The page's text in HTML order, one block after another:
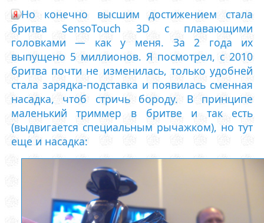
Но конечно высшим достижением стала
бритва SensoTouch 3D с плавающими
головками — как у меня. За 2 года их
выпущено 5 миллионов. Я посмотрел, с 2010
бритва почти не изменилась, только удобней
стала зарядка-подставка и появилась сменная
насадка, чтоб стричь бороду. В принципе
маленький триммер в бритве и так есть
(выдвигается специальным рычажком), но тут
еще и насадка: